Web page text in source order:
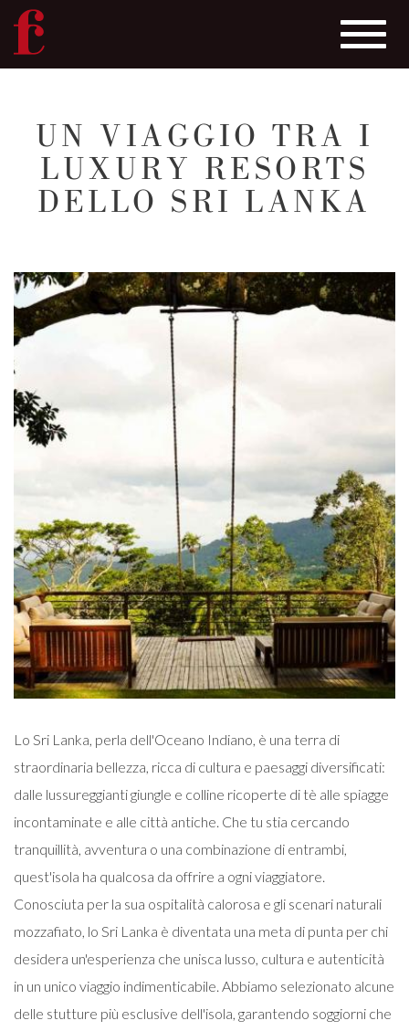
principale
Toggle
UN VIAGGIO TRA I
LUXURY RESORTS
DELLO SRI LANKA
Lo Sri Lanka, perla dell'Oceano Indiano, è una terra di
straordinaria bellezza, ricca di cultura e paesaggi diversificati:
dalle lussureggianti giungle e colline ricoperte di tè alle spiagge
incontaminate e alle città antiche. Che tu stia cercando
tranquillità, avventura o una combinazione di entrambi,
quest'isola ha qualcosa da offrire a ogni viaggiatore.
Conosciuta per la sua ospitalità calorosa e gli scenari naturali
mozzafiato, lo Sri Lanka è diventata una meta di punta per chi
desidera un'esperienza che unisca lusso, cultura e autenticità
in un unico viaggio indimenticabile. Abbiamo selezionato alcune
delle stutture più esclusive dell'isola, garantendo soggiorni che